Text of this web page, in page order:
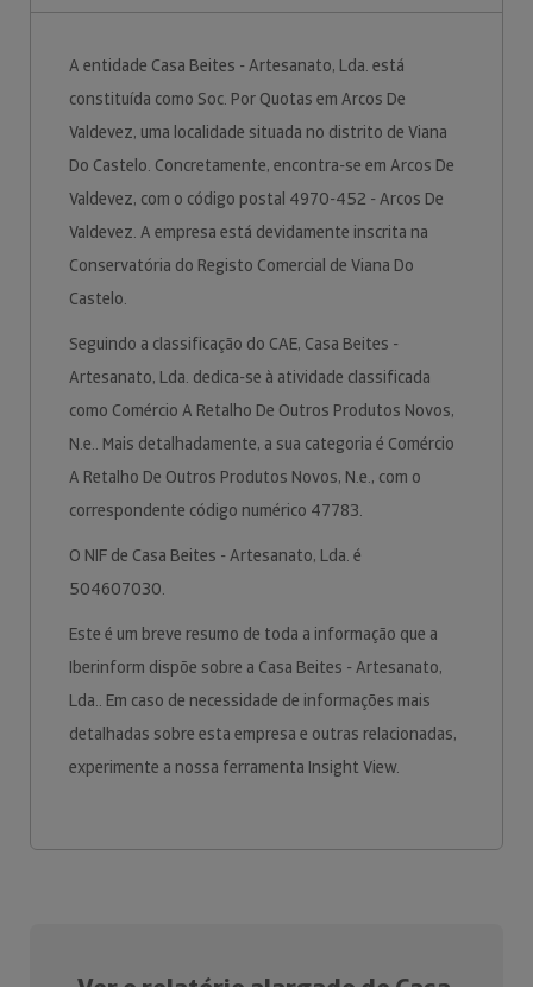
A entidade Casa Beites - Artesanato, Lda. está
constituída como Soc. Por Quotas em Arcos De
Valdevez, uma localidade situada no distrito de Viana
Do Castelo. Concretamente, encontra-se em Arcos De
Valdevez, com o código postal 4970-452 - Arcos De
Valdevez. A empresa está devidamente inscrita na
Conservatória do Registo Comercial de Viana Do
Castelo.
Seguindo a classificação do CAE, Casa Beites -
Artesanato, Lda. dedica-se à atividade classificada
como Comércio A Retalho De Outros Produtos Novos,
N.e.. Mais detalhadamente, a sua categoria é Comércio
A Retalho De Outros Produtos Novos, N.e., com o
correspondente código numérico 47783.
O NIF de Casa Beites - Artesanato, Lda. é
504607030.
Este é um breve resumo de toda a informação que a
Iberinform dispõe sobre a Casa Beites - Artesanato,
Lda.. Em caso de necessidade de informações mais
detalhadas sobre esta empresa e outras relacionadas,
experimente a nossa ferramenta Insight View.